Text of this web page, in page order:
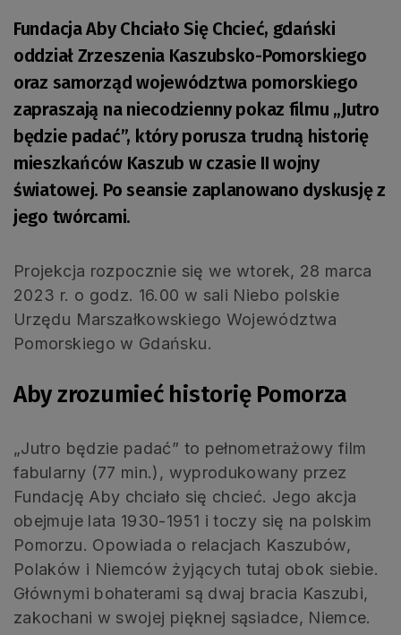
Fundacja Aby Chciało Się Chcieć, gdański
oddział Zrzeszenia Kaszubsko-Pomorskiego
oraz samorząd województwa pomorskiego
zapraszają na niecodzienny pokaz filmu „Jutro
będzie padać”, który porusza trudną historię
mieszkańców Kaszub w czasie II wojny
światowej. Po seansie zaplanowano dyskusję z
jego twórcami.
Projekcja rozpocznie się we wtorek, 28 marca
2023 r. o godz. 16.00 w sali Niebo polskie
Urzędu Marszałkowskiego Województwa
Pomorskiego w Gdańsku.
Aby zrozumieć historię Pomorza
„Jutro będzie padać” to pełnometrażowy film
fabularny (77 min.), wyprodukowany przez
Fundację Aby chciało się chcieć. Jego akcja
obejmuje lata 1930-1951 i toczy się na polskim
Pomorzu. Opowiada o relacjach Kaszubów,
Polaków i Niemców żyjących tutaj obok siebie.
Głównymi bohaterami są dwaj bracia Kaszubi,
zakochani w swojej pięknej sąsiadce, Niemce.